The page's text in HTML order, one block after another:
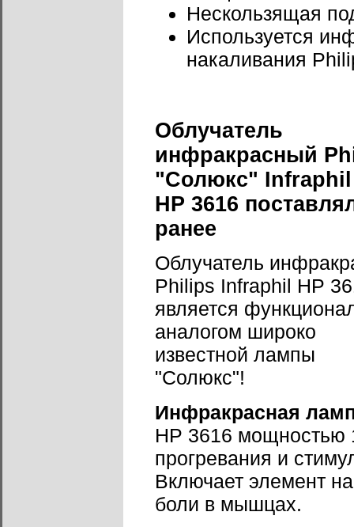
Нескользящая
Используется
накаливания
Облучатель
инфракрасный
"Солюкс" Infraphil
HP 3616
ранее
Облучатель
Philips Infraphil HP
является
аналогом широко
известной лампы
"Солюкс"!
Инфракрасная
HP 3616 мощностью
прогревания и
Включает элемент
боли в мышцах.